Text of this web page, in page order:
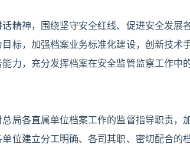
精神，围绕坚守安全红线、促进安全发展
标，加强档案业务标准化建设，创新技术
力，充分发挥档案在安全监管监察工作中
局各直属单位档案工作的监督指导职责，
位建立分工明确、各司其职、密切配合的